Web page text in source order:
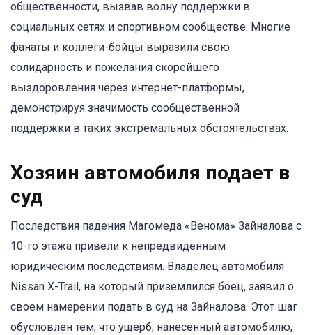
общественности, вызвав волну поддержки в
социальных сетях и спортивном сообществе. Многие
фанаты и коллеги-бойцы выразили свою
солидарность и пожелания скорейшего
выздоровления через интернет-платформы,
демонстрируя значимость сообщественной
поддержки в таких экстремальных обстоятельствах.
Хозяин автомобиля подает в
суд
Последствия падения Магомеда «Венома» Зайналова с
10-го этажа привели к непредвиденным
юридическим последствиям. Владелец автомобиля
Nissan X-Trail, на который приземлился боец, заявил о
своем намерении подать в суд на Зайналова. Этот шаг
обусловлен тем, что ущерб, нанесенный автомобилю,